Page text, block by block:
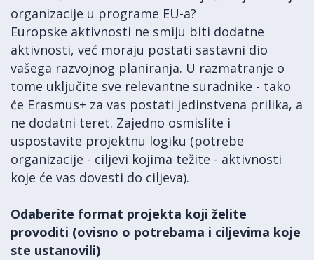
organizacije u programe EU-a?
Europske aktivnosti ne smiju biti dodatne
aktivnosti, već moraju postati sastavni dio
vašega razvojnog planiranja. U razmatranje o
tome uključite sve relevantne suradnike - tako
će Erasmus+ za vas postati jedinstvena prilika, a
ne dodatni teret. Zajedno osmislite i
uspostavite projektnu logiku (potrebe
organizacije - ciljevi kojima težite - aktivnosti
koje će vas dovesti do ciljeva).
Odaberite format projekta koji želite
provoditi (ovisno o potrebama i ciljevima koje
ste ustanovili)